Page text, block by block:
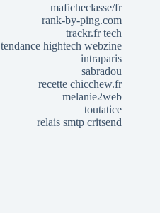
maficheclasse/fr
rank-by-ping.com
trackr.fr tech
tendance hightech webzine
intraparis
sabradou
recette chicchew.fr
melanie2web
toutatice
relais smtp critsend